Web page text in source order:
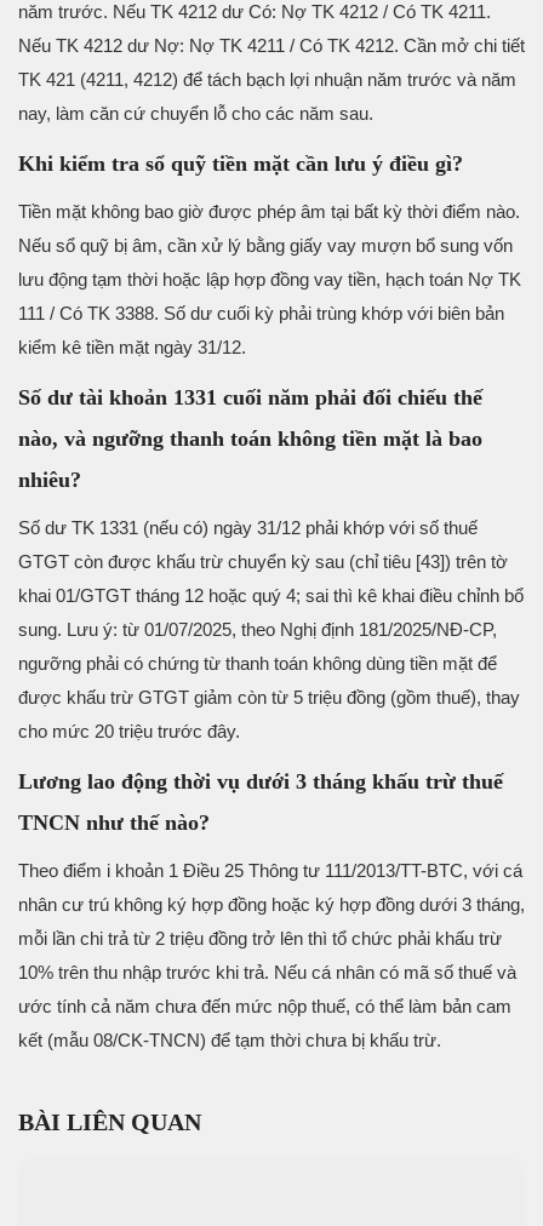
năm trước. Nếu TK 4212 dư Có: Nợ TK 4212 / Có TK 4211.
Nếu TK 4212 dư Nợ: Nợ TK 4211 / Có TK 4212. Cần mở chi tiết
TK 421 (4211, 4212) để tách bạch lợi nhuận năm trước và năm
nay, làm căn cứ chuyển lỗ cho các năm sau.
Khi kiểm tra sổ quỹ tiền mặt cần lưu ý điều gì?
Tiền mặt không bao giờ được phép âm tại bất kỳ thời điểm nào.
Nếu sổ quỹ bị âm, cần xử lý bằng giấy vay mượn bổ sung vốn
lưu động tạm thời hoặc lập hợp đồng vay tiền, hạch toán Nợ TK
111 / Có TK 3388. Số dư cuối kỳ phải trùng khớp với biên bản
kiểm kê tiền mặt ngày 31/12.
Số dư tài khoản 1331 cuối năm phải đối chiếu thế
nào, và ngưỡng thanh toán không tiền mặt là bao
nhiêu?
Số dư TK 1331 (nếu có) ngày 31/12 phải khớp với số thuế
GTGT còn được khấu trừ chuyển kỳ sau (chỉ tiêu [43]) trên tờ
khai 01/GTGT tháng 12 hoặc quý 4; sai thì kê khai điều chỉnh bổ
sung. Lưu ý: từ 01/07/2025, theo Nghị định 181/2025/NĐ-CP,
ngưỡng phải có chứng từ thanh toán không dùng tiền mặt để
được khấu trừ GTGT giảm còn từ 5 triệu đồng (gồm thuế), thay
cho mức 20 triệu trước đây.
Lương lao động thời vụ dưới 3 tháng khấu trừ thuế
TNCN như thế nào?
Theo điểm i khoản 1 Điều 25 Thông tư 111/2013/TT-BTC, với cá
nhân cư trú không ký hợp đồng hoặc ký hợp đồng dưới 3 tháng,
mỗi lần chi trả từ 2 triệu đồng trở lên thì tổ chức phải khấu trừ
10% trên thu nhập trước khi trả. Nếu cá nhân có mã số thuế và
ước tính cả năm chưa đến mức nộp thuế, có thể làm bản cam
kết (mẫu 08/CK-TNCN) để tạm thời chưa bị khấu trừ.
BÀI LIÊN QUAN